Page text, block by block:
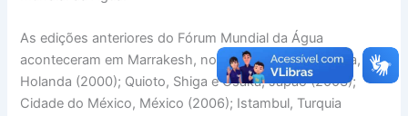
As edições anteriores do Fórum Mundial da Água
aconteceram em Marrakesh, no Marrocos (1997); Haia,
Holanda (2000); Quioto, Shiga e Osaka, Japão (2003);
Cidade do México, México (2006); Istambul, Turquia